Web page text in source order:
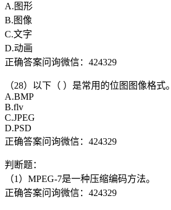
A.图形
B.图像
C.文字
D.动画
正确答案问询微信：424329
（28）以下（ ）是常用的位图图像格式。
A.BMP
B.flv
C.JPEG
D.PSD
正确答案问询微信：424329
判断题：
（1）MPEG-7是一种压缩编码方法。
正确答案问询微信：424329